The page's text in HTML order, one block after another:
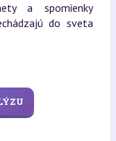
a spomienky
do sveta